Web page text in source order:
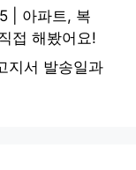
| 아파트, 복
접 해봤어요!
지서 발송일과